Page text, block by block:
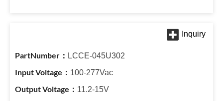
LCCE-045U302
100-277Vac
11.2-15V